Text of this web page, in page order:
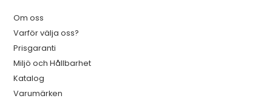
Om oss
Varför välja oss?
Prisgaranti
Miljö och Hållbarhet
Katalog
Varumärken